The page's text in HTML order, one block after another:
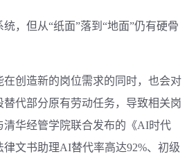
但从“纸面”落到“地面”仍有硬骨
创造新的岗位需求的同时，也会对
代部分原有劳动任务，导致相关岗
华经管学院联合发布的《AI时代
文书助理AI替代率高达92%、初级